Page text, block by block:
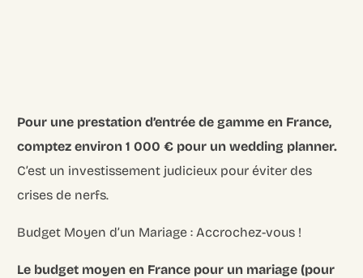
Pour une prestation d’entrée de gamme en France,
comptez environ 1 000 € pour un wedding planner.
C’est un investissement judicieux pour éviter des
crises de nerfs.
Budget Moyen d’un Mariage : Accrochez-vous !
Le budget moyen en France pour un mariage (pour